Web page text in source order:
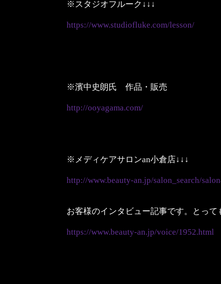
※スタジオフルーク↓↓↓
https://www.studiofluke.com/lesson/
※濱中史朗氏 作品・販売
http://ooyagama.com/
※メディケアサロンan小倉店↓↓↓
http://www.beauty-an.jp/salon_search/
お客様のインタビュー記事です。とって
https://www.beauty-an.jp/voice/1952.html